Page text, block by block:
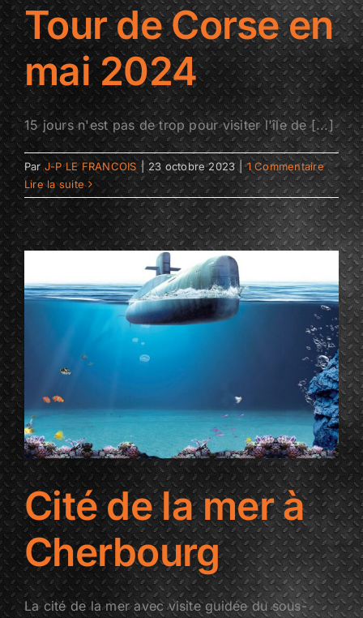
Tour de Corse en
mai 2024
15 jours n'est pas de trop pour visiter l'île de [...]
Par J-P LE FRANCOIS | 23 octobre 2023
1 Commentaire
Lire la suite
Cité de la mer à
Cherbourg
La cité de la mer avec visite guidée du sous-